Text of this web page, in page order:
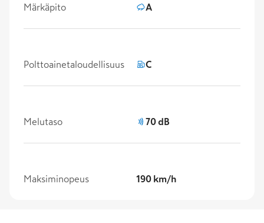
Märkäpito A
Polttoainetaloudellisuus C
Melutaso 70 dB
Maksiminopeus 190 km/h